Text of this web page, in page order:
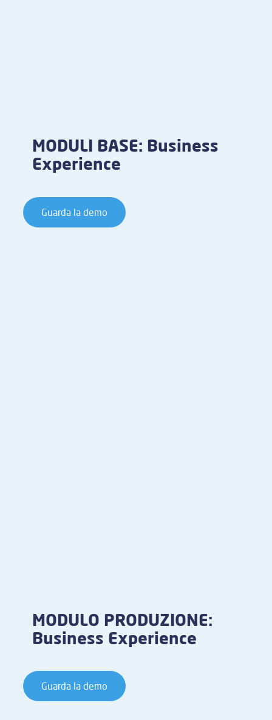
MODULI BASE: Business
Experience
Guarda la demo
MODULO PRODUZIONE:
Business Experience
Guarda la demo